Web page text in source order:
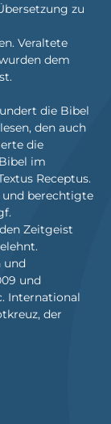
zu
Veraltete
dem
die Bibel
den auch
die
im
Receptus.
und berechtigte
Zeitgeist
und
und
International
der